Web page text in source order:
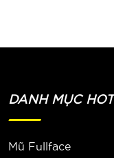
DANH MỤC HOT
Mũ Fullface